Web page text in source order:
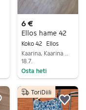
6 €
Ellos hame 42
Koko 42
Ellos
18.7.
Osta heti
Lisää suosikiksi.
ToriDiili